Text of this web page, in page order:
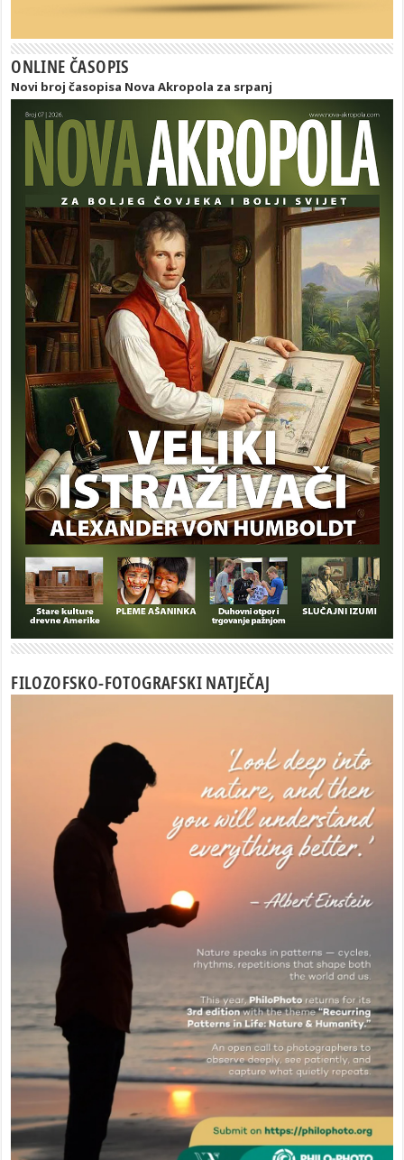
ONLINE ČASOPIS
Novi broj časopisa Nova Akropola za srpanj
FILOZOFSKO-FOTOGRAFSKI NATJEČAJ